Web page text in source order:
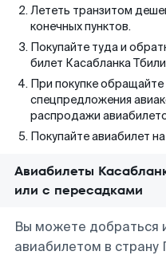
Лететь транзитом
конечных пунктов.
Покупайте туда и
билет Касабланка
При покупке
спецпредложения
распродажи
Покупайте авиабилет
Авиабилеты
или с пересадками
Вы можете добраться
авиабилетом в страну